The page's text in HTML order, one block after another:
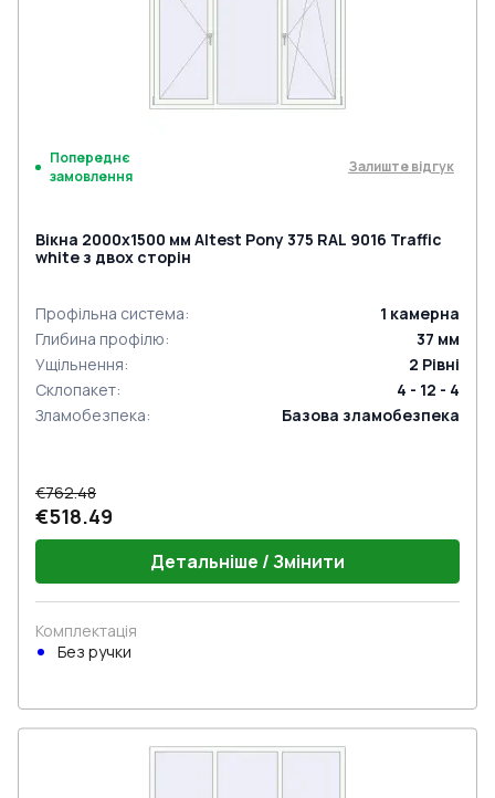
Попереднє
замовлення
Залиште відгук
Вікна 2000x1500 мм Altest Pony 375 RAL 9016 Traffic
white з двох сторін
Профільна система: 1 камерна
Глибина профілю: 37 мм
Ущільнення: 2 Рівні
Склопакет:
4 - 12 - 4
Зламобезпека: Базова зламобезпека
€762.48
€518.49
Детальніше / Змінити
Комплектація
Без ручки